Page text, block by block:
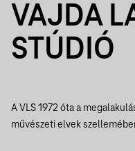
VAJDA
STÚDIÓ
A VLS 1972 óta a
művészeti elvek